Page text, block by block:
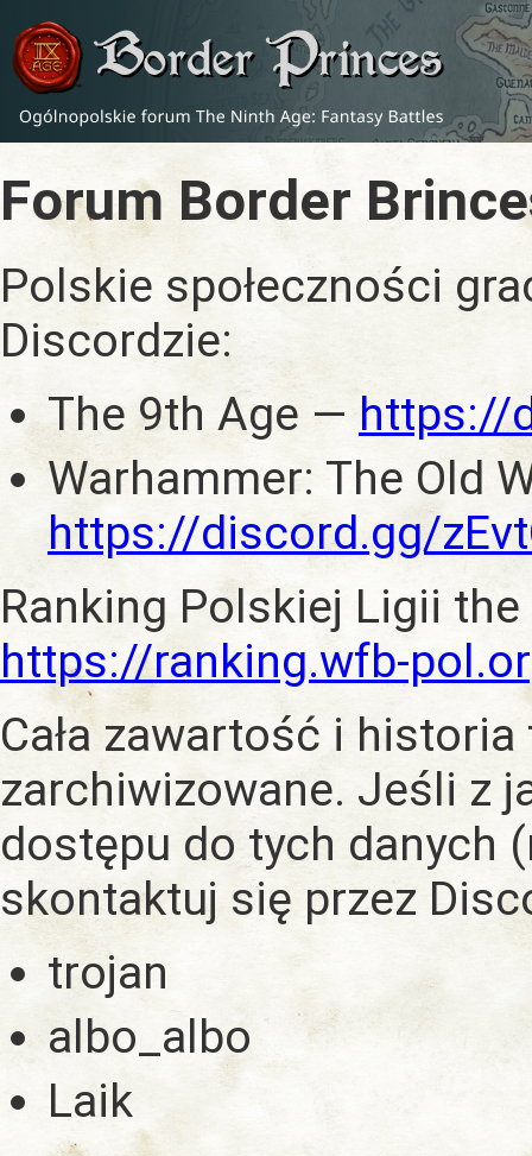
Forum Border
Polskie społeczności
Discordzie:
The 9th Age —https://
Warhammer: The Old
https://discord.gg/
Ranking Polskiej Ligii
https://ranking.wfb-
Cała zawartość i historia
zarchiwizowane. Jeśli z
dostępu do tych danych
skontaktuj się przez
trojan
albo_albo
Laik